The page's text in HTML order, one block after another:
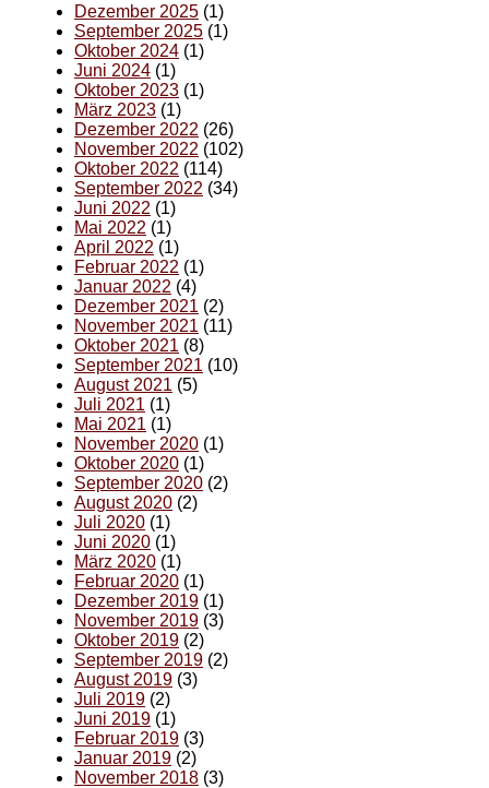
Dezember 2025 (1)
September 2025 (1)
Oktober 2024 (1)
Juni 2024 (1)
Oktober 2023 (1)
März 2023 (1)
Dezember 2022 (26)
November 2022 (102)
Oktober 2022 (114)
September 2022 (34)
Juni 2022 (1)
Mai 2022 (1)
April 2022 (1)
Februar 2022 (1)
Januar 2022 (4)
Dezember 2021 (2)
November 2021 (11)
Oktober 2021 (8)
September 2021 (10)
August 2021 (5)
Juli 2021 (1)
Mai 2021 (1)
November 2020 (1)
Oktober 2020 (1)
September 2020 (2)
August 2020 (2)
Juli 2020 (1)
Juni 2020 (1)
März 2020 (1)
Februar 2020 (1)
Dezember 2019 (1)
November 2019 (3)
Oktober 2019 (2)
September 2019 (2)
August 2019 (3)
Juli 2019 (2)
Juni 2019 (1)
Februar 2019 (3)
Januar 2019 (2)
November 2018 (3)